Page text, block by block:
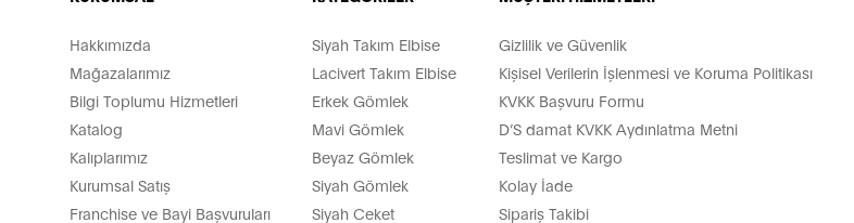
Hakkımızda
Mağazalarımız
Bilgi Toplumu Hizmetleri
Katalog
Kalıplarımız
Kurumsal Satış
Franchise ve Bayi Başvuruları
Siyah Takım Elbise
Lacivert Takım Elbise
Erkek Gömlek
Mavi Gömlek
Beyaz Gömlek
Siyah Gömlek
Siyah Ceket
Gizlilik ve Güvenlik
Kişisel Verilerin İşlenmesi ve Koruma Politikası
KVKK Başvuru Formu
D’S damat KVKK Aydınlatma Metni
Teslimat ve Kargo
Kolay İade
Sipariş Takibi